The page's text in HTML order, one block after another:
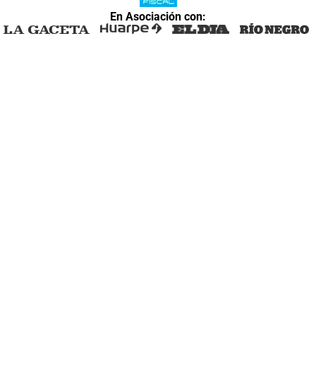
En Asociación con: